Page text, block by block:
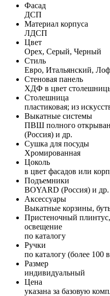
Фасад
ДСП
Материал корпуса
ЛДСП
Цвет
Орех, Серый, Черный
Стиль
Евро, Итальянский,
Стеновая панель
ХДФ в цвет
Столешница
пластиковая; из
Выкатные системы
ПВШ полного
(Россия) и др.
Сушка для посуды
Хромированная
Цоколь
в цвет фасадов или
Подъемники
BOYARD (Россия) и др.
Аксессуары
Выкатные корзины,
Пристеночный
освещение
по каталогу
Ручки
по каталогу (более 100
Размер
индивидуальный
Цена
указана за базовую